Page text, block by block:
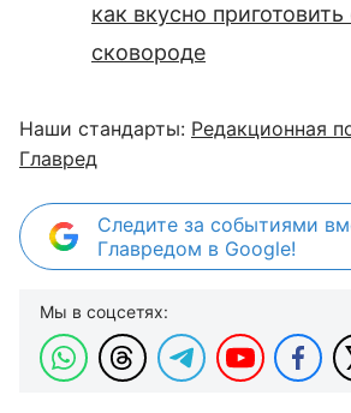
как вкусно
сковороде
Наши стандарты: Редакционная
Главред
Следите за событиями
Главредом в Google!
Мы в соцсетях: